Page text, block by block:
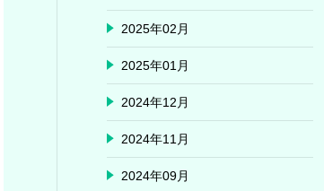
2025年02月
2025年01月
2024年12月
2024年11月
2024年09月